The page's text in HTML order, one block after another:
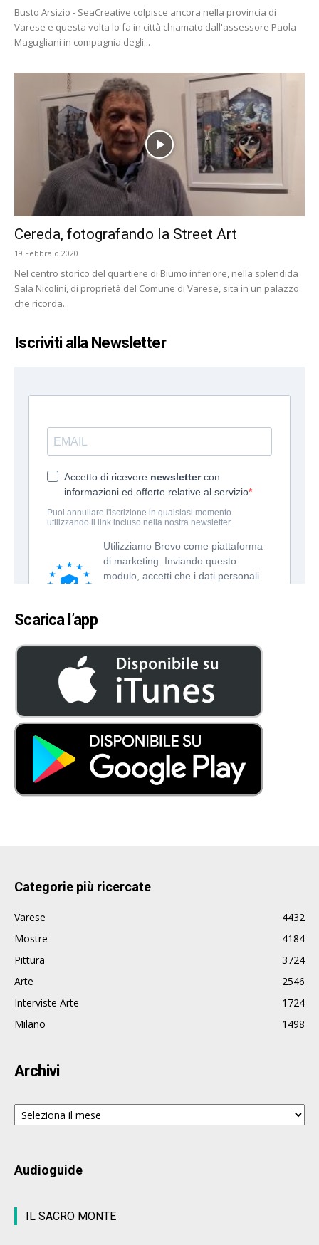
Busto Arsizio - SeaCreative colpisce ancora nella provincia di
Varese e questa volta lo fa in città chiamato dall'assessore Paola
Magugliani in compagnia degli...
Cereda, fotografando la Street Art
19 Febbraio 2020
Nel centro storico del quartiere di Biumo inferiore, nella splendida
Sala Nicolini, di proprietà del Comune di Varese, sita in un palazzo
che ricorda...
Iscriviti alla Newsletter
Scarica l’app
Categorie più ricercate
Varese
4432
Mostre
4184
Pittura
3724
Arte
2546
Interviste Arte
1724
Milano
1498
Archivi
Archivi
Audioguide
IL SACRO MONTE